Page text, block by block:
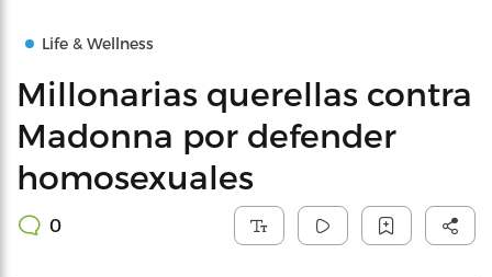
Life & Wellness
Millonarias querellas contra
Madonna por defender
homosexuales
0